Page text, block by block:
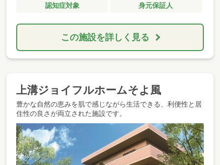
認知症対象 身元保証人
この施設を詳しく見る
上溝ジョイフルホームそよ風
豊かな自然の恵みを肌で感じながら生活できる、利便性と居
住性の良さが両立された施設です。